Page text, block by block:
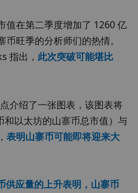
值在第二季度增加了 1260 亿
旺季的分析师们的热情。
指出，此次突破可能堪比
介绍了一张图表，该图表将
和以太坊的山寨币总市值）与
表明山寨币可能即将迎来大
供应量的上升表明，山寨币